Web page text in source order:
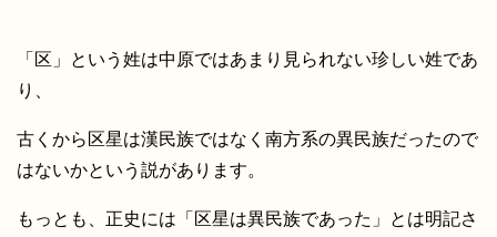
「区」という姓は中原ではあまり見られない珍しい姓であ
り、
古くから区星は漢民族ではなく南方系の異民族だったので
はないかという説があります。
もっとも、正史には「区星は異民族であった」とは明記さ